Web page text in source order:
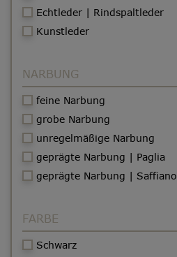
Echtleder | Rindspaltleder
Kunstleder
NARBUNG
feine Narbung
grobe Narbung
unregelmäßige Narbung
geprägte Narbung | Paglia
geprägte Narbung | Saffiano
FARBE
Schwarz